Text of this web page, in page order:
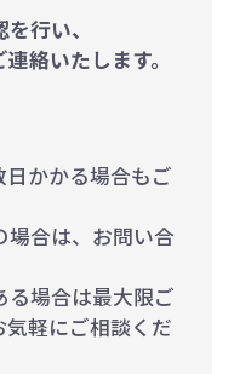
行い、
絡いたします。
かかる場合もご
合は、お問い合
場合は最大限ご
軽にご相談くだ